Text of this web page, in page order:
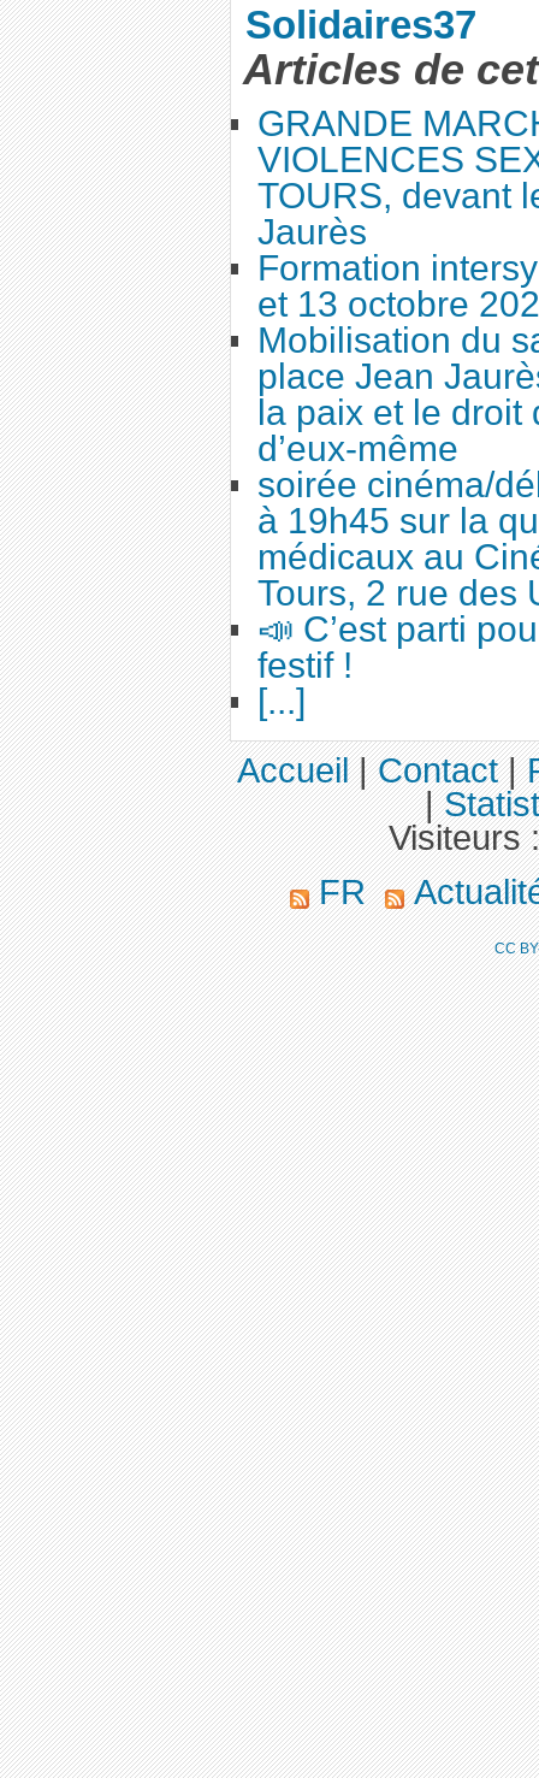
Solidaires37
Articles de
GRANDE
VIOLENCES
TOURS, devant
Jaurès
Formation
et 13 octobre
Mobilisation du
place Jean
la paix et le droit
d’eux-même
soirée cinéma/
à 19h45 sur la
médicaux au
Tours, 2 rue des
📣 C’est parti
festif !
[...]
Accueil|Contact|
|
Visiteurs
FR
CC